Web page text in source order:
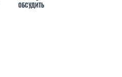
ОБСУДИТЬ